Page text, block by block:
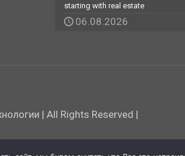
starting with real estate
06.08.2026
| All Rights Reserved |